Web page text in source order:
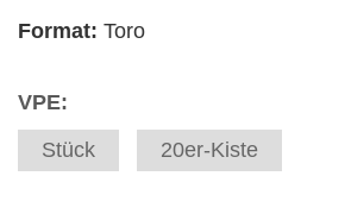
Format: Toro
VPE:
Stück
20er-Kiste